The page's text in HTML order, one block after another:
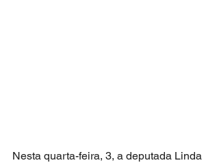
Nesta quarta-feira, 3, a deputada Linda